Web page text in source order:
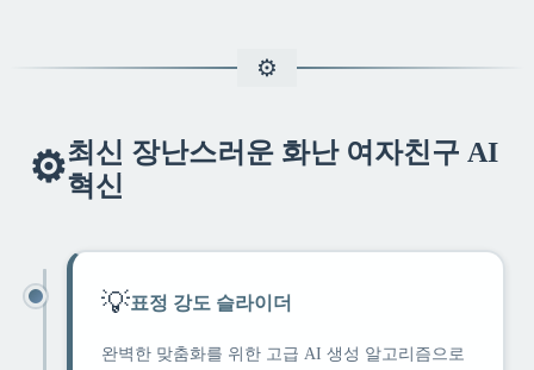
⚙️최신 장난스러운 화난 여자친구 AI
혁신
💡표정 강도 슬라이더
완벽한 맞춤화를 위한 고급 AI 생성 알고리즘으로